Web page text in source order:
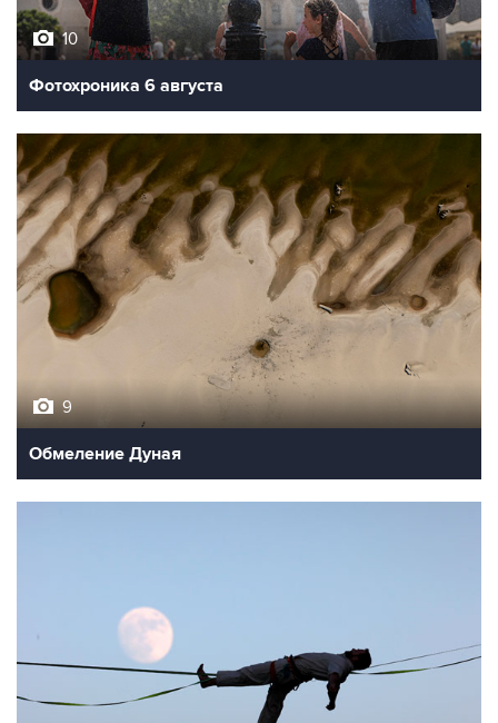
10
Фотохроника 6 августа
9
Обмеление Дуная